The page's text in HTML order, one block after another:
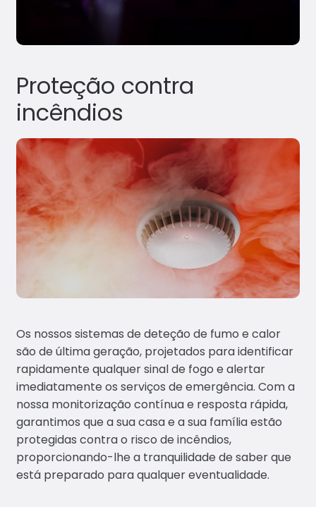
Proteção contra
incêndios
Os nossos sistemas de deteção de fumo e calor
são de última geração, projetados para identificar
rapidamente qualquer sinal de fogo e alertar
imediatamente os serviços de emergência. Com a
nossa monitorização contínua e resposta rápida,
garantimos que a sua casa e a sua família estão
protegidas contra o risco de incêndios,
proporcionando-lhe a tranquilidade de saber que
está preparado para qualquer eventualidade.